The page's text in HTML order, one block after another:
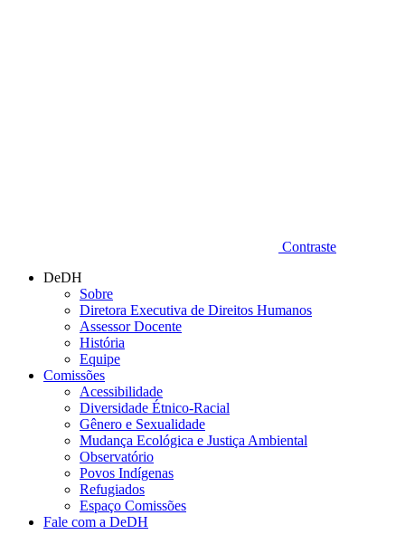
Contraste
DeDH
Sobre
Diretora Executiva de Direitos Humanos
Assessor Docente
História
Equipe
Comissões
Acessibilidade
Diversidade Étnico-Racial
Gênero e Sexualidade
Mudança Ecológica e Justiça Ambiental
Observatório
Povos Indígenas
Refugiados
Espaço Comissões
Fale com a DeDH